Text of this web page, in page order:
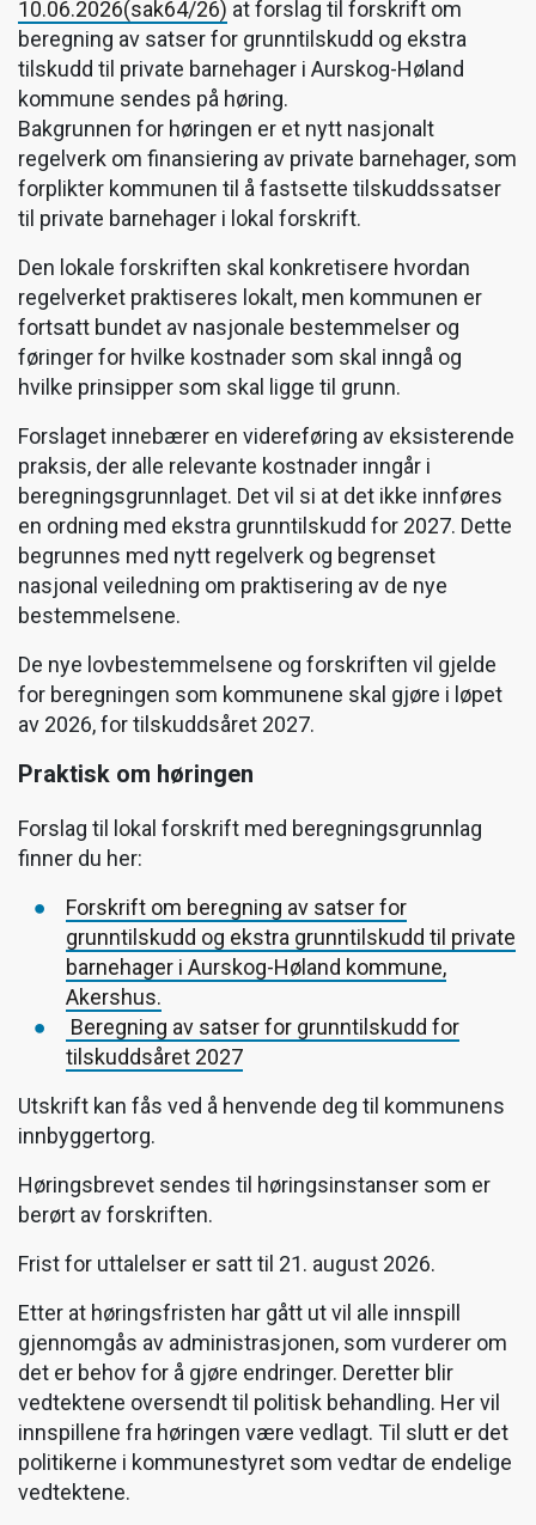
10.06.2026(sak64/26) at forslag til forskrift om
beregning av satser for grunntilskudd og ekstra
tilskudd til private barnehager i Aurskog-Høland
kommune sendes på høring.
Bakgrunnen for høringen er et nytt nasjonalt
regelverk om finansiering av private barnehager, som
forplikter kommunen til å fastsette tilskuddssatser
til private barnehager i lokal forskrift.
Den lokale forskriften skal konkretisere hvordan
regelverket praktiseres lokalt, men kommunen er
fortsatt bundet av nasjonale bestemmelser og
føringer for hvilke kostnader som skal inngå og
hvilke prinsipper som skal ligge til grunn.
Forslaget innebærer en videreføring av eksisterende
praksis, der alle relevante kostnader inngår i
beregningsgrunnlaget. Det vil si at det ikke innføres
en ordning med ekstra grunntilskudd for 2027. Dette
begrunnes med nytt regelverk og begrenset
nasjonal veiledning om praktisering av de nye
bestemmelsene.
De nye lovbestemmelsene og forskriften vil gjelde
for beregningen som kommunene skal gjøre i løpet
av 2026, for tilskuddsåret 2027.
Praktisk om høringen
Forslag til lokal forskrift med beregningsgrunnlag
finner du her:
Forskrift om beregning av satser for
grunntilskudd og ekstra grunntilskudd til private
barnehager i Aurskog-Høland kommune,
Akershus.
Beregning av satser for grunntilskudd for
tilskuddsåret 2027
Utskrift kan fås ved å henvende deg til kommunens
innbyggertorg.
Høringsbrevet sendes til høringsinstanser som er
berørt av forskriften.
Frist for uttalelser er satt til 21. august 2026.
Etter at høringsfristen har gått ut vil alle innspill
gjennomgås av administrasjonen, som vurderer om
det er behov for å gjøre endringer. Deretter blir
vedtektene oversendt til politisk behandling. Her vil
innspillene fra høringen være vedlagt. Til slutt er det
politikerne i kommunestyret som vedtar de endelige
vedtektene.